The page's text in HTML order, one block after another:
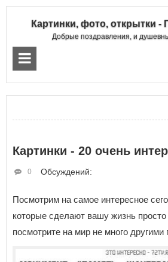
Картинки, фото, открытки -
Добрые поздравления, и
Картинки - 20 очень
Обсуждений:
0
Посмотрим на самое интересное
которые сделают вашу жизнь
посмотрите на мир не много другими